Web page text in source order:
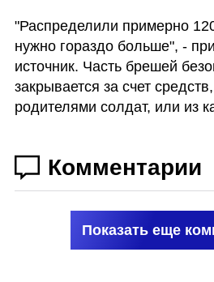
"Распределили примерно
нужно гораздо больше", -
источник. Часть брешей
закрывается за счет
родителями солдат, или из
Комментарии
Показать еще